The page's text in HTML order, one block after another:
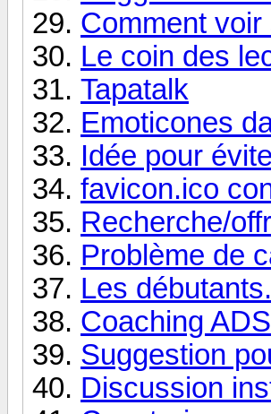
Comment
Le coin des
Tapatalk
Emoticones
Idée pour
favicon.ico
Recherche/
Problème de
Les débutants.
Coaching ADS
Suggestion
Discussion